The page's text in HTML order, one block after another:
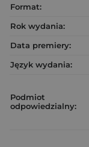
Format:
Rok wydania:
Data premiery:
Język wydania:
Podmiot
odpowiedzialny: